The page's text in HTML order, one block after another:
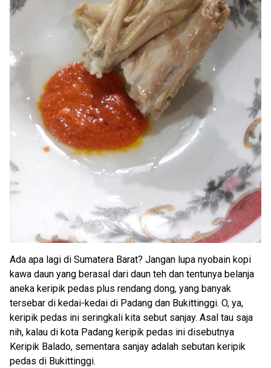
Ada apa lagi di Sumatera Barat? Jangan lupa nyobain kopi
kawa daun yang berasal dari daun teh dan tentunya belanja
aneka keripik pedas plus rendang dong, yang banyak
tersebar di kedai-kedai di Padang dan Bukittinggi. O, ya,
keripik pedas ini seringkali kita sebut sanjay. Asal tau saja
nih, kalau di kota Padang keripik pedas ini disebutnya
Keripik Balado, sementara sanjay adalah sebutan keripik
pedas di Bukittinggi.